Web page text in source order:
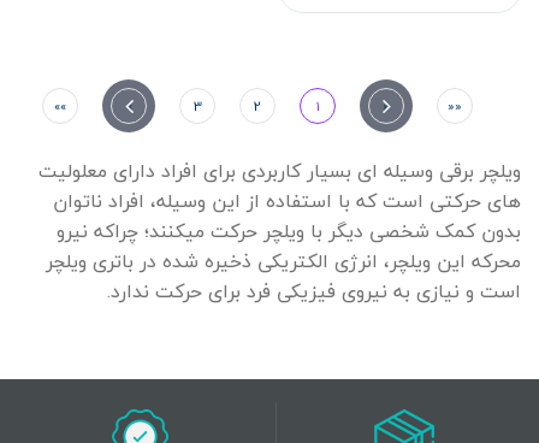
««
«
1
2
3
»
»»
ویلچر برقی وسیله ای بسیار کاربردی برای افراد دارای معلولیت
های حرکتی است که با استفاده از این وسیله، افراد ناتوان
بدون کمک شخصی دیگر با ویلچر حرکت میکنند؛ چراکه نیرو
محرکه این ویلچر، انرژی الکتریکی ذخیره شده در باتری ویلچر
است و نیازی به نیروی فیزیکی فرد برای حرکت ندارد.